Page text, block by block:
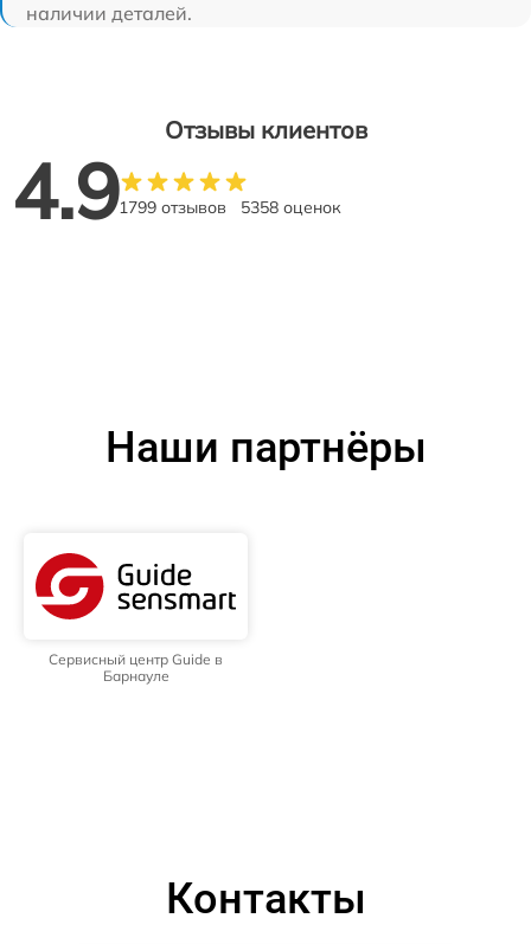
наличии деталей.
Отзывы клиентов
4.91799 отзывов 5358 оценок
Наши партнёры
Сервисный центр Guide в
Барнауле
Контакты